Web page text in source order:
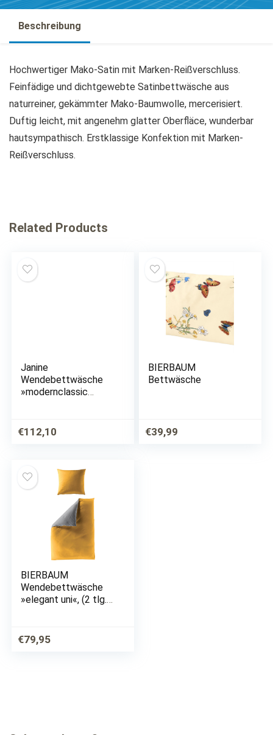
Beschreibung
Hochwertiger Mako-Satin mit Marken-Reißverschluss.
Feinfädige und dichtgewebte Satinbettwäsche aus
naturreiner, gekämmter Mako-Baumwolle, mercerisiert.
Duftig leicht, mit angenehm glatter Oberfläce, wunderbar
hautsympathisch. Erstklassige Konfektion mit Marken-
Reißverschluss.
Related Products
Janine
Wendebettwäsche
»modernclassic
€112,10
BIERBAUM
Bettwäsche
€39,99
BIERBAUM
Wendebettwäsche
»elegant uni«, (2 tlg.),
€79,95